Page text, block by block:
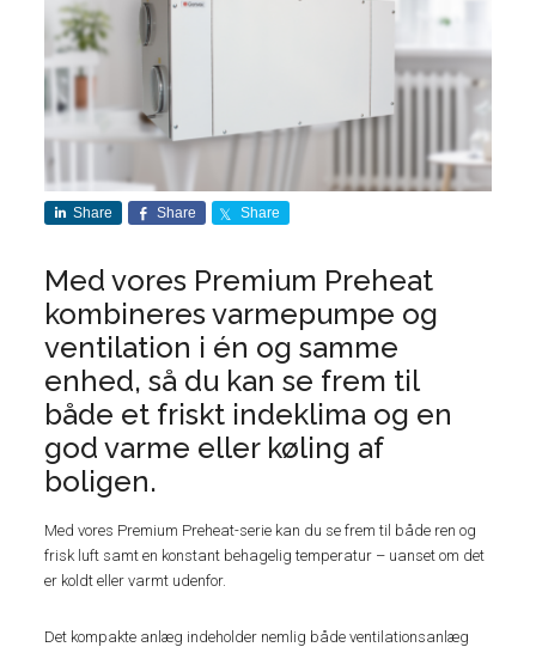
Share Share Share
Med vores Premium Preheat
kombineres varmepumpe og
ventilation i én og samme
enhed, så du kan se frem til
både et friskt indeklima og en
god varme eller køling af
boligen.
Med vores Premium Preheat-serie kan du se frem til både ren og
frisk luft samt en konstant behagelig temperatur – uanset om det
er koldt eller varmt udenfor.
Det kompakte anlæg indeholder nemlig både ventilationsanlæg